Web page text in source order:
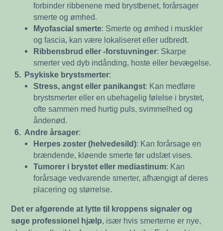
forbinder ribbenene med brystbenet, forårsager
smerte og ømhed.
Myofascial smerte: Smerte og ømhed i muskler
og fascia, kan være lokaliseret eller udbredt.
Ribbensbrud eller -forstuvninger: Skarpe
smerter ved dyb indånding, hoste eller bevægelse.
5. Psykiske brystsmerter:
Stress, angst eller panikangst: Kan medføre
brystsmerter eller en ubehagelig følelse i brystet,
ofte sammen med hurtig puls, svimmelhed og
åndenød.
6. Andre årsager:
Herpes zoster (helvedesild): Kan forårsage en
brændende, kløende smerte før udslæt vises.
Tumorer i brystet eller mediastinum: Kan
forårsage vedvarende smerter, afhængigt af deres
placering og størrelse.
Det er afgørende at lytte til kroppens signaler og
søge professionel hjælp, især hvis smerterne er nye,